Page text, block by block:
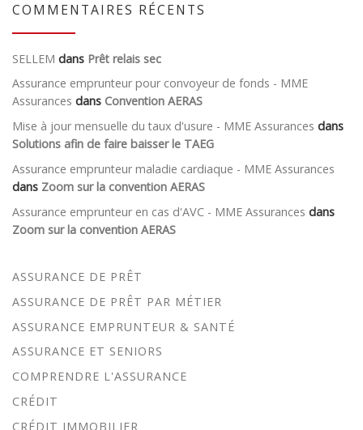
COMMENTAIRES RÉCENTS
SELLEM dans Prêt relais sec
Assurance emprunteur pour convoyeur de fonds - MME
Assurances dans Convention AERAS
Mise à jour mensuelle du taux d'usure - MME Assurances dans
Solutions afin de faire baisser le TAEG
Assurance emprunteur maladie cardiaque - MME Assurances
dans Zoom sur la convention AERAS
Assurance emprunteur en cas d'AVC - MME Assurances dans
Zoom sur la convention AERAS
ASSURANCE DE PRÊT
ASSURANCE DE PRÊT PAR MÉTIER
ASSURANCE EMPRUNTEUR & SANTÉ
ASSURANCE ET SENIORS
COMPRENDRE L'ASSURANCE
CRÉDIT
CRÉDIT IMMOBILIER